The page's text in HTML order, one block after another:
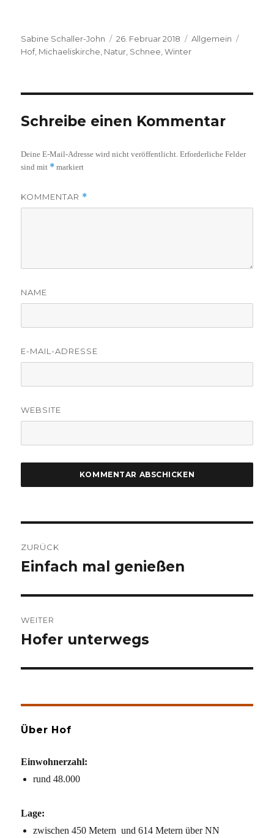
Autor
Sabine Schaller-John
Veröffentlicht
am
26. Februar 2018 Kategorien
Allgemein
Hof, Michaeliskirche Natur Schnee ,Winter
Schreibe einen Kommentar
Deine E-Mail-Adresse wird nicht veröffentlicht. Erforderliche Felder
sind mit * markiert
KOMMENTAR *
NAME
E-MAIL-ADRESSE
WEBSITE
ZURÜCK
Vorheriger
Einfach mal genießen
WEITER
Nächster
Hofer unterwegs
Über Hof
Einwohnerzahl:
rund 48.000
Lage:
zwischen 450 Metern und 614 Metern über NN